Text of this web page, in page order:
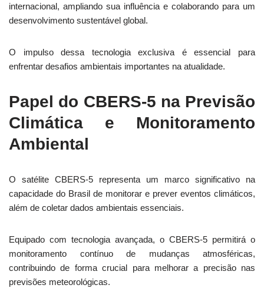
internacional, ampliando sua influência e colaborando para um
desenvolvimento sustentável global.
O impulso dessa tecnologia exclusiva é essencial para
enfrentar desafios ambientais importantes na atualidade.
Papel do CBERS-5 na Previsão
Climática e Monitoramento
Ambiental
O satélite CBERS-5 representa um marco significativo na
capacidade do Brasil de monitorar e prever eventos climáticos,
além de coletar dados ambientais essenciais.
Equipado com tecnologia avançada, o CBERS-5 permitirá o
monitoramento contínuo de mudanças atmosféricas,
contribuindo de forma crucial para melhorar a precisão nas
previsões meteorológicas.